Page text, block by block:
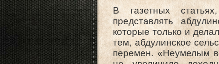
В газетных
представлять
которые только и
тем, абдулинское
перемен. «Неумелым